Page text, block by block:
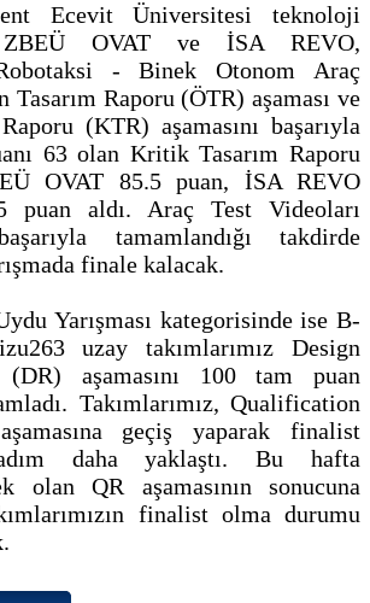
Ecevit Üniversitesi teknoloji
ZBEÜ OVAT ve İSA REVO,
- Binek Otonom Araç
Tasarım Raporu (ÖTR) aşaması ve
(KTR) aşamasını başarıyla
63 olan Kritik Tasarım Raporu
OVAT 85.5 puan, İSA REVO
puan aldı. Araç Test Videoları
tamamlandığı takdirde
finale kalacak.
Yarışması kategorisinde ise B-
uzay takımlarımız Design
aşamasını 100 tam puan
Takımlarımız, Qualification
geçiş yaparak finalist
daha yaklaştı. Bu hafta
olan QR aşamasının sonucuna
finalist olma durumu